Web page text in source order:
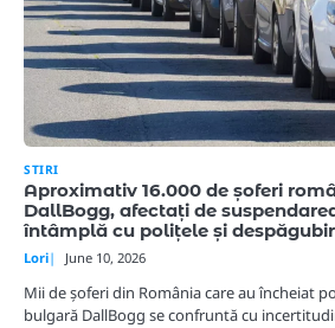
STIRI
Aproximativ 16.000 de șoferi
DallBogg, afectați de
întâmplă cu polițele și
Lori June 10, 2026
Mii de șoferi din România care au încheiat
bulgară DallBogg se confruntă cu